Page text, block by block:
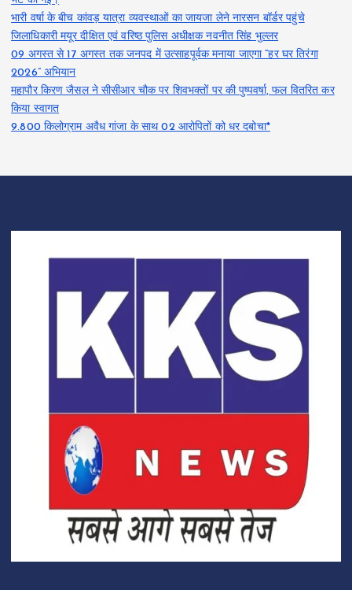
भारी वर्षा के बीच कांवड़ यात्रा व्यवस्थाओं का जायजा लेने नारसन बॉर्डर पहुंचे
जिलाधिकारी मयूर दीक्षित एवं वरिष्ठ पुलिस अधीक्षक नवनीत सिंह भुल्लर
09 अगस्त से 17 अगस्त तक जनपद में उत्साहपूर्वक मनाया जाएगा “हर घर तिरंगा
2026” अभियान
महापौर किरण जैसल ने सीसीआर चौक पर शिवभक्तों पर की पुष्पवर्षा, फल वितरित कर
किया स्वागत
9.800 किलोग्राम अवैध गांजा के साथ 02 आरोपितों को धर दबोचा*